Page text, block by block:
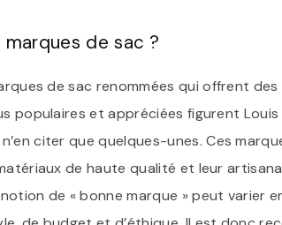
de sac ?
de sac renommées qui offrent
populaires et appréciées figurent
citer que quelques-unes. Ces
de haute qualité et leur
de « bonne marque » peut varier